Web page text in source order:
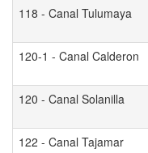
118 - Canal Tulumaya
120-1 - Canal Calderon
120 - Canal Solanilla
122 - Canal Tajamar